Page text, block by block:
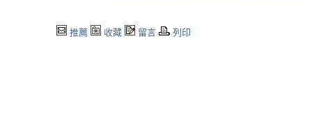
推薦 收藏 留言 列印